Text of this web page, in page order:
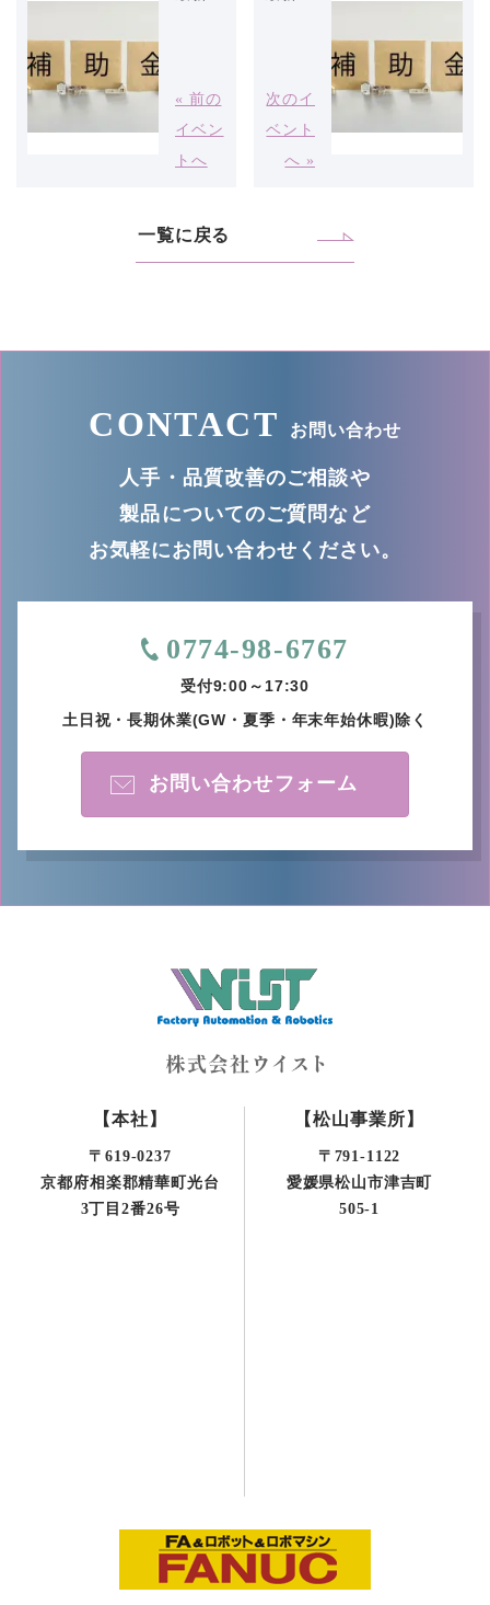
« 前の
イベン
トへ
次のイ
ベント
へ »
一覧に戻る
CONTACT お問い合わせ
人手・品質改善のご相談や
製品についてのご質問など
お気軽にお問い合わせください。
0774-98-6767
受付9:00～17:30
土日祝・長期休業(GW・夏季・年末年始休暇)除く
お問い合わせフォーム
【本社】
〒619-0237
京都府相楽郡精華町光台
3丁目2番26号
【松山事業所】
〒791-1122
愛媛県松山市津吉町
505-1